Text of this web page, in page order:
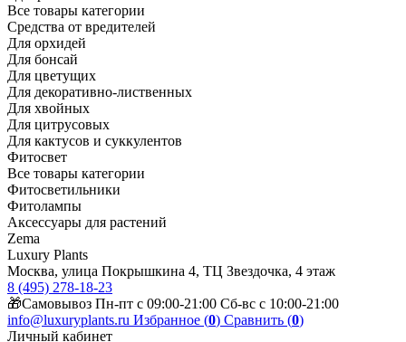
Все товары категории
Средства от вредителей
Для орхидей
Для бонсай
Для цветущих
Для декоративно-лиственных
Для хвойных
Для цитрусовых
Для кактусов и суккулентов
Фитосвет
Все товары категории
Фитосветильники
Фитолампы
Аксессуары для растений
Zema
Luxury Plants
Москва, улица Покрышкина 4, ТЦ Звездочка, 4 этаж
8 (495) 278-18-23
🎁Самовывоз Пн-пт с 09:00-21:00 Сб-вс с 10:00-21:00
info@luxuryplants.ru Избранное (0) Сравнить (0)
Личный кабинет